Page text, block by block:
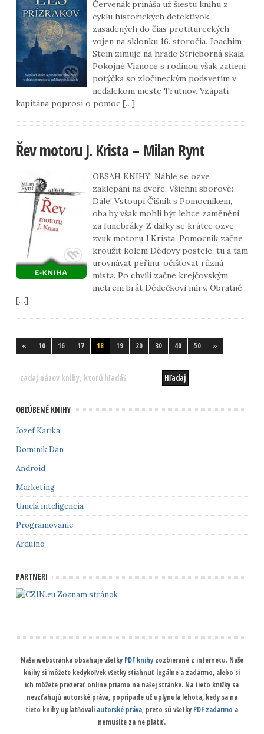
Červenák prináša už šiestu knihu z
cyklu historických detektívok
zasadených do čias protitureckých
vojen na sklonku 16. storočia. Joachim
Stein zimuje na hrade Strieborná skala.
Pokojné Vianoce s rodinou však zatieni
potýčka so zločineckým podsvetím v
neďalekom meste Trutnov. Vzápätí
kapitána poprosí o pomoc […]
Řev motoru J. Krista – Milan Rynt
OBSAH KNIHY: Náhle se ozve
zaklepání na dveře. Všichni sborově:
Dále! Vstoupí Číšník s Pomocníkem,
oba by však mohli být lehce zaměněni
za funebráky. Z dálky se krátce ozve
zvuk motoru J.Krista. Pomocník začne
kroužit kolem Dědovy postele, tu a tam
urovnávat peřinu, očišťovat různá
místa. Po chvíli začne krejčovským
metrem brát Dědečkovi míry. Obratně
[…]
« 10 16 17 18 19 20 30 40 50 »
OBĽÚBENÉ KNIHY
Jozef Karika
Dominik Dán
Android
Marketing
Umelá inteligencia
Programovanie
Arduino
PARTNERI
Zoznam stránok
Naša webstránka obsahuje všetky PDF knihyzozbierané z internetu. Naše
knihy si môžete kedykoľvek všetky stiahnuť legálne a zadarmo, alebo si
ich môžete prezerať online priamo na našej stránke. Na tieto knižky sa
nevzťahujú autorské práva, poprípade už uplynula lehota, kedy sa na
tieto knihy uplatňovali autorské práva, preto sú všetky PDF zadarmo a
nemusíte za ne platiť.